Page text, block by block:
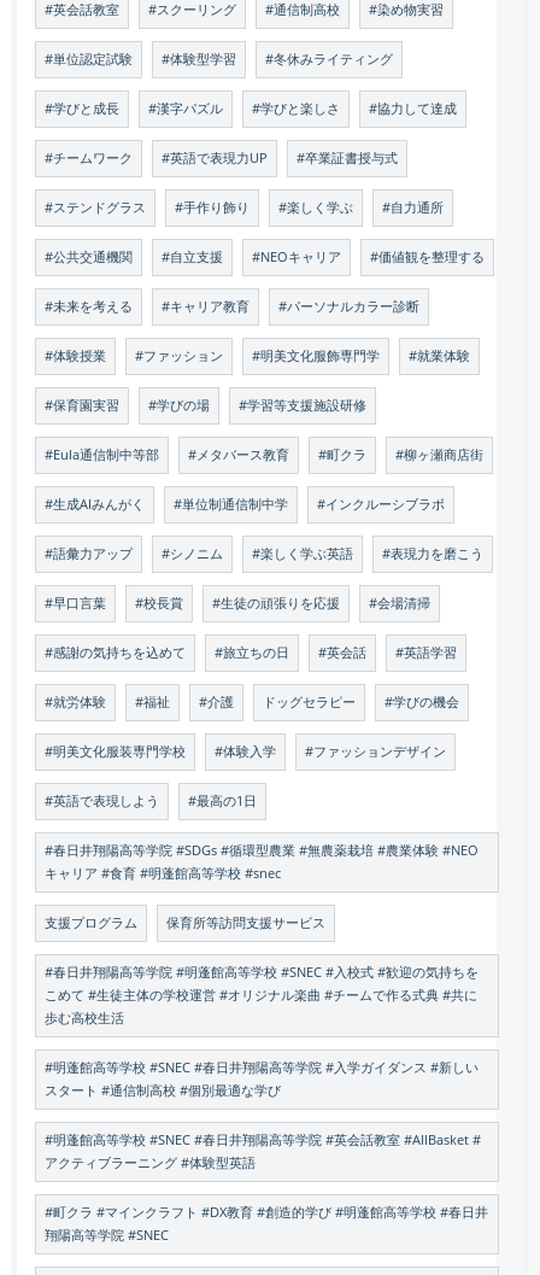
#英会話教室 #スクーリング #通信制高校 #染め物実習
#単位認定試験 #体験型学習 #冬休みライティング
#学びと成長 #漢字パズル #学びと楽しさ #協力して達成
#チームワーク #英語で表現力UP #卒業証書授与式
#ステンドグラス #手作り飾り #楽しく学ぶ #自力通所
#公共交通機関 #自立支援 #NEOキャリア #価値観を整理する
#未来を考える #キャリア教育 #パーソナルカラー診断
#体験授業 #ファッション #明美文化服飾専門学 #就業体験
#保育園実習 #学びの場 #学習等支援施設研修
#Eula通信制中等部 #メタバース教育 #町クラ #柳ヶ瀬商店街
#生成AIみんがく #単位制通信制中学 #インクルーシブラボ
#語彙力アップ #シノニム #楽しく学ぶ英語 #表現力を磨こう
#早口言葉 #校長賞 #生徒の頑張りを応援 #会場清掃
#感謝の気持ちを込めて #旅立ちの日 #英会話 #英語学習
#就労体験 #福祉 #介護 ドッグセラピー #学びの機会
#明美文化服装専門学校 #体験入学 #ファッションデザイン
#英語で表現しよう #最高の1日
#春日井翔陽高等学院 #SDGs #循環型農業 #無農薬栽培 #農業体験 #NEO
キャリア #食育 #明蓬館高等学校 #snec
支援プログラム 保育所等訪問支援サービス
#春日井翔陽高等学院 #明蓬館高等学校 #SNEC #入校式 #歓迎の気持ちを
こめて #生徒主体の学校運営 #オリジナル楽曲 #チームで作る式典 #共に
歩む高校生活
#明蓬館高等学校 #SNEC #春日井翔陽高等学院 #入学ガイダンス #新しい
スタート #通信制高校 #個別最適な学び
#明蓬館高等学校 #SNEC #春日井翔陽高等学院 #英会話教室 #AllBasket #
アクティブラーニング #体験型英語
#町クラ #マインクラフト #DX教育 #創造的学び #明蓬館高等学校 #春日井
翔陽高等学院 #SNEC